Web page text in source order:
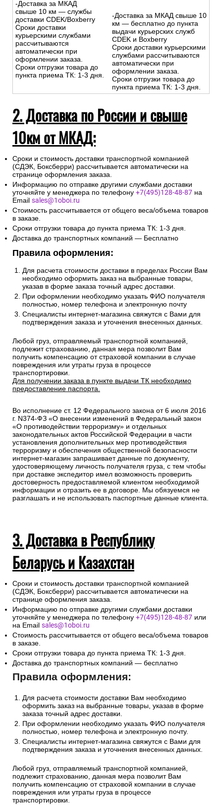
-Доставка за МКАД
свыше 10 км — службы
доставки CDEK/Boxberry
Сроки доставки
курьерскими службами
рассчитываются
автоматически при
оформлении заказа.
Сроки отгрузки товара до
пункта приема ТК: 1-3 дня.
-Доставка за МКАД свыше 10
км — бесплатно до пункта
выдачи курьерских служб
CDEK и Boxberry
Сроки доставки курьерскими
службами рассчитываются
автоматически при
оформлении заказа.
Сроки отгрузки товара до
пункта приема ТК: 1-3 дня.
2. Доставка по России и свыше
10км от МКАД:
Сроки и стоимость доставки транспортной компанией
(СДЭК, Боксберри) рассчитывается автоматически на
странице оформления заказа.
Информацию по отправке другими службами доставки
уточняйте у менеджера по телефону +7(495)128-48-87 на
Email sales@1oboi.ru
Стоимость рассчитывается от общего веса/объема товаров
в заказе.
Сроки отгрузки товара до пункта приема ТК: 1-3 дня.
Доставка до транспортных компаний — Бесплатно
Правила оформления:
Для расчета стоимости доставки в пределах России Вам
необходимо оформить заказ на выбранные товары,
указав в форме заказа точный адрес доставки.
При оформлении необходимо указать ФИО получателя
полностью, номер телефона и электронную почту
Специалисты интернет-магазина свяжутся с Вами для
подтверждения заказа и уточнения внесенных данных.
Любой груз, отправляемый транспортной компанией,
подлежит страхованию, данная мера позволит Вам
получить компенсацию от страховой компании в случае
повреждения или утраты груза в процессе
транспортировки.
Для получении заказа в пункте выдачи ТК необходимо
предоставление паспорта.
Во исполнение ст. 12 Федерального закона от 6 июля 2016
г. N374-ФЗ «О внесении изменений в Федеральный закон
«О противодействии терроризму» и отдельных
законодательных актов Российской Федерации в части
установления дополнительных мер противодействия
терроризму и обеспечения общественной безопасности
интернет-магазин запрашивает данные по документу,
удостоверяющему личность получателя груза, с тем чтобы
при доставке экспедитор имел возможность проверить
достоверность предоставляемой клиентом необходимой
информации и отразить ее в договоре. Мы обязуемся не
разглашать и не использовать паспортные данные клиента.
3. Доставка в Республику
Беларусь и Казахстан
Сроки и стоимость доставки транспортной компанией
(СДЭК, Боксберри) рассчитывается автоматически на
странице оформления заказа.
Информацию по отправке другими службами доставки
уточняйте у менеджера по телефону +7(495)128-48-87 или
на Email sales@1oboi.ru
Стоимость рассчитывается от общего веса/объема товаров
в заказе.
Сроки отгрузки товара до пункта приема ТК: 1-3 дня.
Доставка до транспортных компаний — бесплатно
Правила оформления:
Для расчета стоимости доставки Вам необходимо
оформить заказ на выбранные товары, указав в форме
заказа точный адрес доставки.
При оформлении необходимо указать ФИО получателя
полностью, номер телефона и электронную почту.
Специалисты интернет-магазина свяжутся с Вами для
подтверждения заказа и уточнения внесенных данных.
Любой груз, отправляемый транспортной компанией,
подлежит страхованию, данная мера позволит Вам
получить компенсацию от страховой компании в случае
повреждения или утраты груза в процессе
транспортировки.